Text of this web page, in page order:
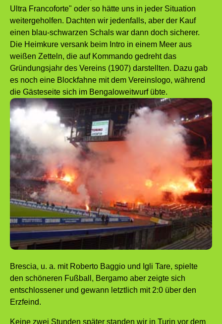
Ultra Francoforte" oder so hätte uns in jeder Situation
weitergeholfen. Dachten wir jedenfalls, aber der Kauf
einen blau-schwarzen Schals war dann doch sicherer.
Die Heimkure versank beim Intro in einem Meer aus
weißen Zetteln, die auf Kommando gedreht das
Gründungsjahr des Vereins (1907) darstellten. Dazu gab
es noch eine Blockfahne mit dem Vereinslogo, während
die Gästeseite sich im Bengaloweitwurf übte.
Brescia, u. a. mit Roberto Baggio und Igli Tare, spielte
den schöneren Fußball, Bergamo aber zeigte sich
entschlossener und gewann letztlich mit 2:0 über den
Erzfeind.
Keine zwei Stunden später standen wir in Turin vor dem